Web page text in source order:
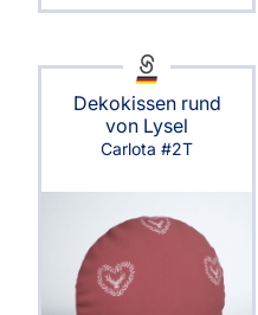
Dekokissen rund
von Lysel
Carlota #2T